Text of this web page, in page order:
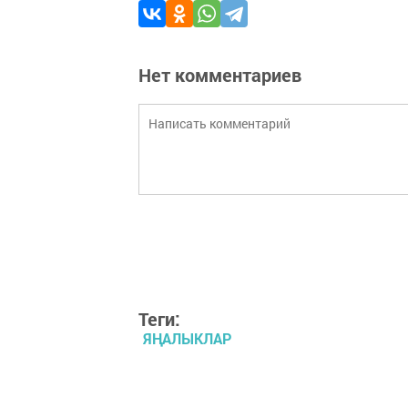
Нет комментариев
Теги:
ЯҢАЛЫКЛАР